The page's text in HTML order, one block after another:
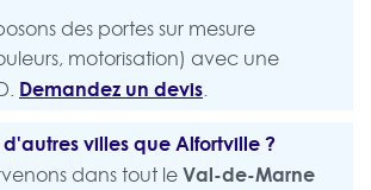
des portes sur mesure
motorisation) avec une
Demandez un devis.
villes que Alfortville ?
dans tout leVal-de-Marne